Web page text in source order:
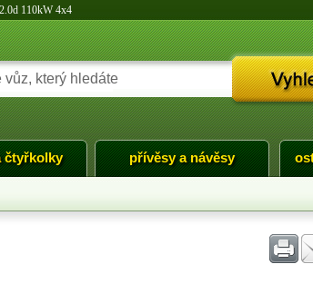
110kW 4x4
čtyřkolky přívěsy a návěsy